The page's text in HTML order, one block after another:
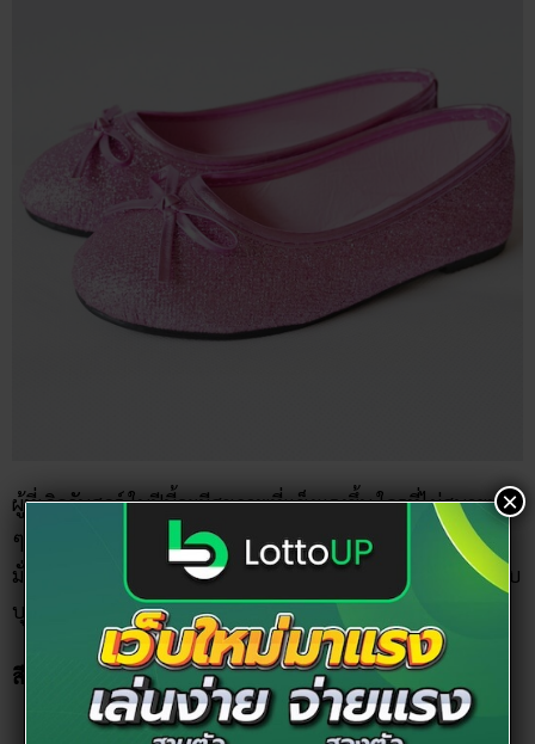
ผู้ที่เกิดวันศุกร์ ในปีนี้จะมีสุขภาพที่แข็งแรงขึ้น ใครที่ไม่สบายบ่อย
ๆ จะหมดเคราะห์ได้ออกจากบ้านสักที ไปไหนก็ต้องพกความมุ่ง
มั่นและความแน่วแน่ไปด้วย ดังนั้นรองเท้าต้องหาที่ใส่แล้วเข้ากับ
บุคลิกเราให้มากที่สุด และ สีรองเท้าตามวันเกิด 2565 ได้แก่…
สีรองเท้าเสริมการเงินวันศุกร์
×